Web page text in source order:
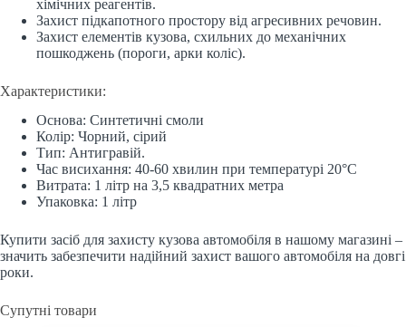
хімічних реагентів.
Захист підкапотного простору від агресивних речовин.
Захист елементів кузова, схильних до механічних
пошкоджень (пороги, арки коліс).
Характеристики:
Основа: Синтетичні смоли
Колір: Чорний, сірий
Тип: Антигравій.
Час висихання: 40-60 хвилин при температурі 20°C
Витрата: 1 літр на 3,5 квадратних метра
Упаковка: 1 літр
Купити засіб для захисту кузова автомобіля в нашому магазині –
значить забезпечити надійний захист вашого автомобіля на довгі
роки.
Супутні товари